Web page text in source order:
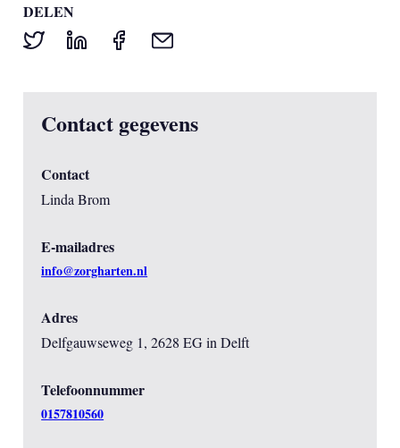
DELEN
Contact gegevens
Contact
Linda Brom
E-mailadres
info@zorgharten.nl
Adres
Delfgauwseweg 1, 2628 EG in Delft
Telefoonnummer
0157810560